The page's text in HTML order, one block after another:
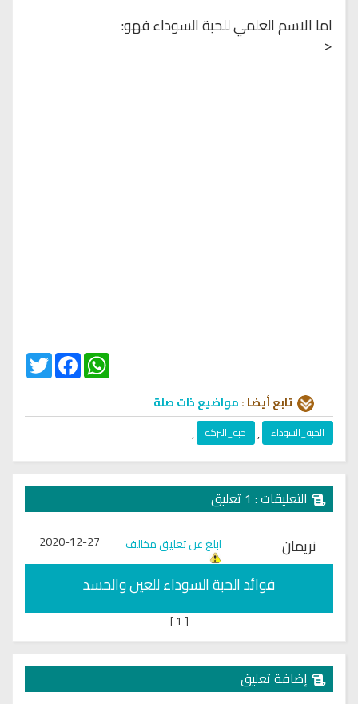
اما الاسم العلمي للحبة السوداء فهو:
<
Twitter
FacebookWhatsApp
تابع أيضا :مواضيع ذات صلة
الحبة_السوداء , حبة_البركة ,
التعليقات : 1 تعليق
نريمان ابلغ عن تعليق مخالف 2020-12-27
فوائد الحبة السوداء للعين والحسد
[
]
إضافة تعليق